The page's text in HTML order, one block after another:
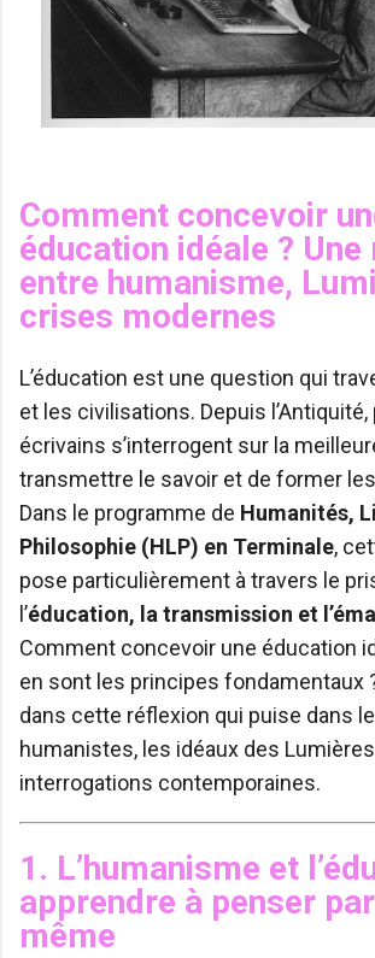
Comment concevoir
éducation idéale ?
entre humanisme,
crises modernes
L’éducation est une question qui
et les civilisations. Depuis
écrivains s’interrogent sur la
transmettre le savoir et de former
Dans le programme de Humanités,
Philosophie (HLP) en Terminale,
pose particulièrement à travers le
l’éducation, la transmission et
Comment concevoir une éducation
en sont les principes fondamentaux
dans cette réflexion qui puise dans
humanistes, les idéaux des
interrogations contemporaines.
1. L’humanisme et
apprendre à penser
même